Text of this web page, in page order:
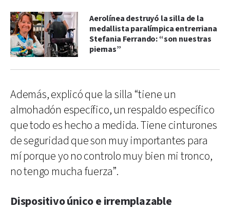
Aerolínea destruyó la silla de la
medallista paralímpica entrerriana
Stefania Ferrando: “son nuestras
piernas”
Además, explicó que la silla “tiene un
almohadón específico, un respaldo específico
que todo es hecho a medida. Tiene cinturones
de seguridad que son muy importantes para
mí porque yo no controlo muy bien mi tronco,
no tengo mucha fuerza”.
Dispositivo único e irremplazable